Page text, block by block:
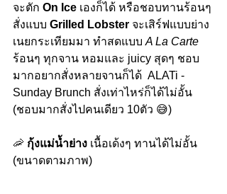
จะตัก On Ice เองก็ได้ หรือชอบทานร้อนๆ
สั่งแบบ Grilled Lobster จะเสิร์ฟแบบย่าง
เนยกระเทียมมา ทำสดแบบ A La Carte
ร้อนๆ ทุกจาน หอมและ juicy สุดๆ ชอบ
มากอยากสั่งหลายจานก็ได้ ALATi -
Sunday Brunch สั่งเท่าไหร่ก็ได้ไม่อั้น
(ชอบมากสั่งไปคนเดียว 10ตัว 😅)
🦐 กุ้งแม่น้ำย่าง เนื้อเด้งๆ ทานได้ไม่อั้น
(ขนาดตามภาพ)